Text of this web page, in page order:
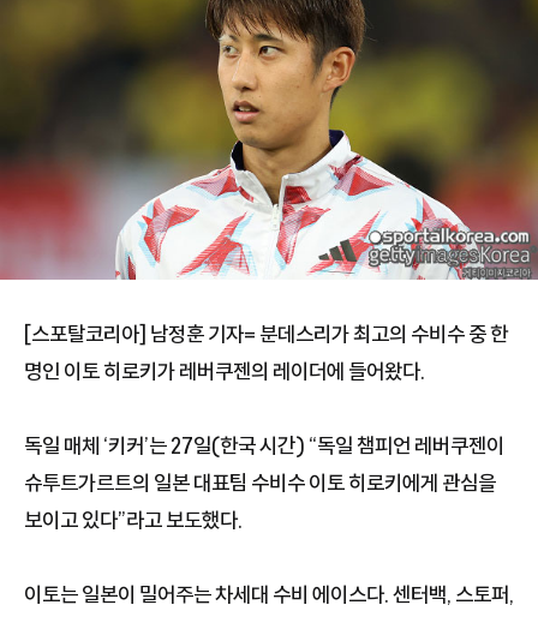
[스포탈코리아] 남정훈 기자= 분데스리가 최고의 수비수 중 한
명인 이토 히로키가 레버쿠젠의 레이더에 들어왔다.
독일 매체 ‘키커’는 27일(한국 시간) “독일 챔피언 레버쿠젠이
슈투트가르트의 일본 대표팀 수비수 이토 히로키에게 관심을
보이고 있다”라고 보도했다.
이토는 일본이 밀어주는 차세대 수비 에이스다. 센터백, 스토퍼,